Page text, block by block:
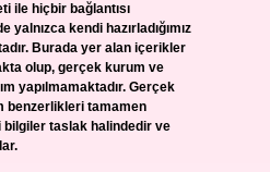
ile hiçbir bağlantısı
yalnızca kendi hazırladığımız
Burada yer alan içerikler
olup, gerçek kurum ve
yapılmamaktadır. Gerçek
benzerlikleri tamamen
taslak halindedir ve